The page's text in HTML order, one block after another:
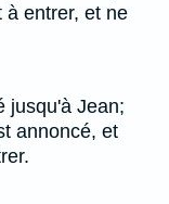
à entrer, et ne
jusqu'à Jean;
annoncé, et